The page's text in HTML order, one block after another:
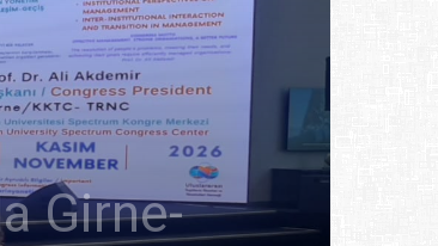
Girne-